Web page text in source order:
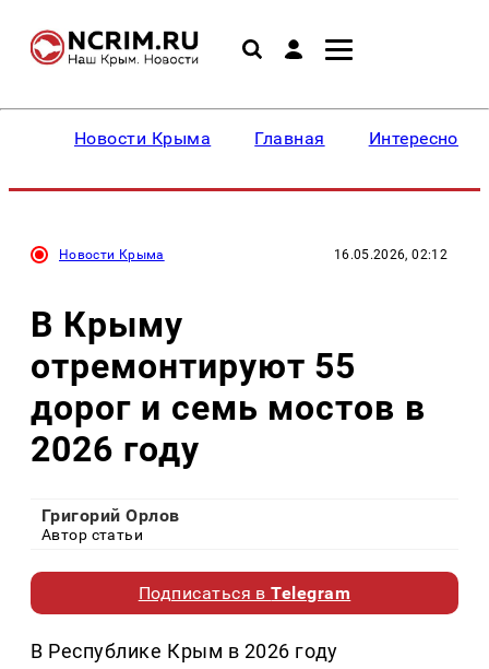
Новости Крыма Главная Интересное
Новости Крыма 16.05.2026, 02:12
В Крыму
отремонтируют 55
дорог и семь мостов в
2026 году
Григорий Орлов
Автор статьи
Подписаться вTelegram
В Республике Крым в 2026 году